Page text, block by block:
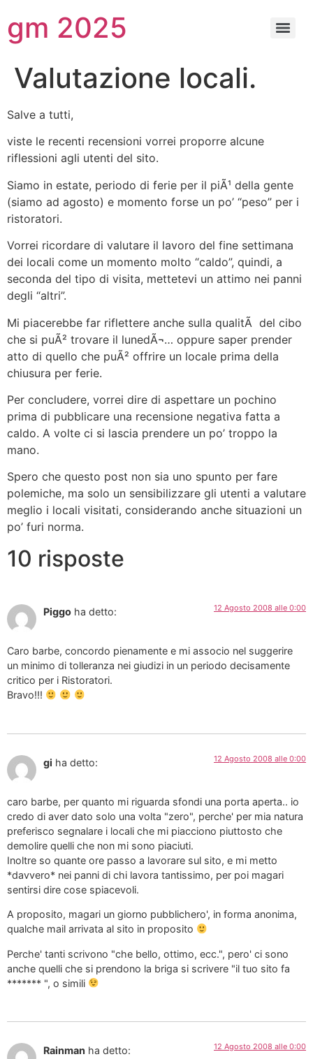
gm 2025
Valutazione locali.
Salve a tutti,
viste le recenti recensioni vorrei proporre alcune
riflessioni agli utenti del sito.
Siamo in estate, periodo di ferie per il piÃ¹ della gente
(siamo ad agosto) e momento forse un po’ “peso” per i
ristoratori.
Vorrei ricordare di valutare il lavoro del fine settimana
dei locali come un momento molto “caldo”, quindi, a
seconda del tipo di visita, mettetevi un attimo nei panni
degli “altri”.
Mi piacerebbe far riflettere anche sulla qualitÃ del cibo
che si puÃ² trovare il lunedÃ¬… oppure saper prender
atto di quello che puÃ² offrire un locale prima della
chiusura per ferie.
Per concludere, vorrei dire di aspettare un pochino
prima di pubblicare una recensione negativa fatta a
caldo. A volte ci si lascia prendere un po’ troppo la
mano.
Spero che questo post non sia uno spunto per fare
polemiche, ma solo un sensibilizzare gli utenti a valutare
meglio i locali visitati, considerando anche situazioni un
po’ furi norma.
10 risposte
Piggo ha detto: 12 Agosto 2008 alle 0:00
Caro barbe, concordo pienamente e mi associo nel suggerire
un minimo di tolleranza nei giudizi in un periodo decisamente
critico per i Ristoratori.
Bravo!!!
gi ha detto: 12 Agosto 2008 alle 0:00
caro barbe, per quanto mi riguarda sfondi una porta aperta.. io
credo di aver dato solo una volta "zero", perche' per mia natura
preferisco segnalare i locali che mi piacciono piuttosto che
demolire quelli che non mi sono piaciuti.
Inoltre so quante ore passo a lavorare sul sito, e mi metto
*davvero* nei panni di chi lavora tantissimo, per poi magari
sentirsi dire cose spiacevoli.
A proposito, magari un giorno pubblichero', in forma anonima,
qualche mail arrivata al sito in proposito
Perche' tanti scrivono "che bello, ottimo, ecc.", pero' ci sono
anche quelli che si prendono la briga si scrivere "il tuo sito fa
******* ", o simili
Rainman ha detto: 12 Agosto 2008 alle 0:00